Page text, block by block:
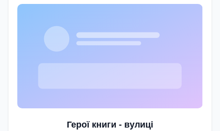
Герої книги - вулиці